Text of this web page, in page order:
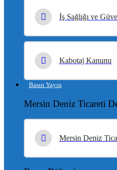
İş Sağlığı ve
Kabotaj Kanunu
Basın Yayın
Mersin Deniz Ticareti
Mersin Deniz